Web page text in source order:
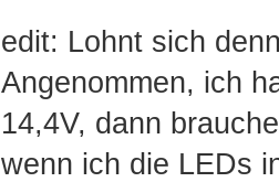
edit: Lohnt sich
Angenommen, ich
14,4V, dann
wenn ich die LEDs